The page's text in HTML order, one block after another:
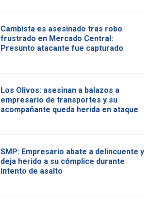
Cambista es asesinado tras robo
frustrado en Mercado Central:
Presunto atacante fue capturado
Los Olivos: asesinan a balazos a
empresario de transportes y su
acompañante queda herida en ataque
SMP: Empresario abate a delincuente y
deja herido a su cómplice durante
intento de asalto